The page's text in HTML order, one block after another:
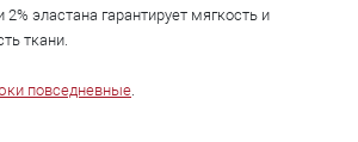
2% эластана гарантирует мягкость и
ткани.
повседневные.